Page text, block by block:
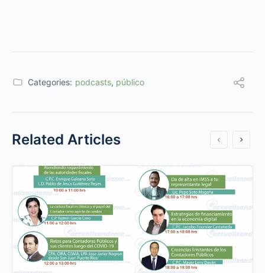
Categories: podcasts, público
Related Articles